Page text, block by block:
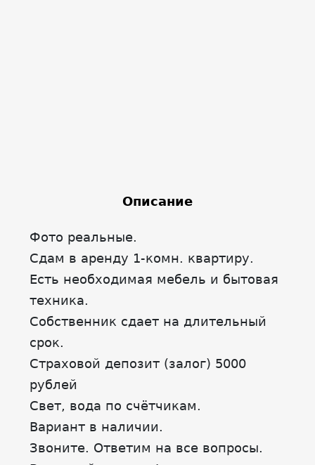
Описание
Фото реальные.
Сдам в аренду 1-комн. квартиру.
Есть необходимая мебель и бытовая
техника.
Собственник сдает на длительный
срок.
Страховой депозит (залог) 5000
рублей
Свет, вода по счётчикам.
Вариант в наличии.
Звоните. Ответим на все вопросы.